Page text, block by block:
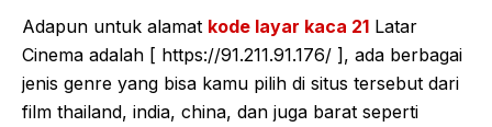
Adapun untuk alamat kode layar kaca 21 Latar
Cinema adalah [ https://91.211.91.176/ ], ada berbagai
jenis genre yang bisa kamu pilih di situs tersebut dari
film thailand, india, china, dan juga barat seperti